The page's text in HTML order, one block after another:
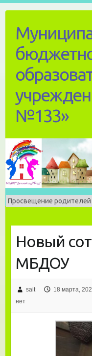
content
№133»
Новый
МБДОУ
sait 18 марта,
нет